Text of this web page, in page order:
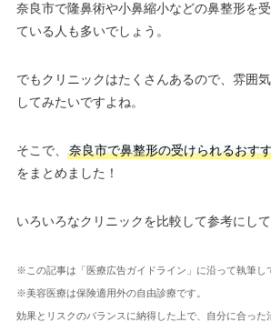
奈良市で隆鼻術や小鼻縮小などの鼻整形を
ている人も多いでしょう。
でもクリニックはたくさんあるので、雰囲
してみたいですよね。
そこで、
奈良市で鼻整形の受けられるおす
をまとめました！
いろいろなクリニックを比較して参考にし
※この記事は「医療広告ガイドライン」に沿って執筆し
※美容医療は保険適用外の自由診療です。
効果とリスクのバランスに納得した上で、自分に合った